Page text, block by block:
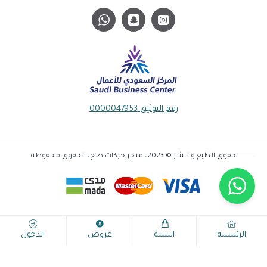
رقم التوثيق 0000047953
حقوق الطبع والنشر © 2023، متجر حركات صح، الحقوق محفوظة
الرئيسية السلة عروض الدخول